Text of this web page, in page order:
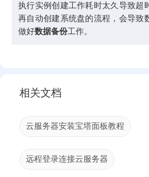
执行实例创建工作耗时太久导致超
再自动创建系统盘的流程，会导致
做好数据备份工作。
相关文档
云服务器安装宝塔面板教程
远程登录连接云服务器